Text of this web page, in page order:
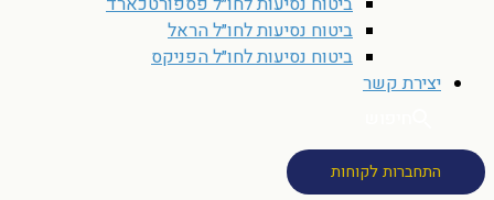
ביטוח נסיעות לחו״ל הראל
ביטוח נסיעות לחו״ל הפניקס
יצירת קשר
התחברות לקוחות